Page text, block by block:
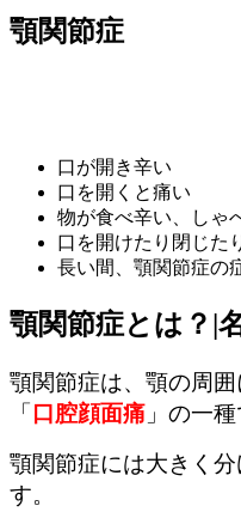
顎関節症
口が開き辛い
口を開くと痛い
物が食べ辛い、しゃ
口を開けたり閉じた
長い間、顎関節症の
顎関節症とは？|
顎関節症は、顎の周
「口腔顔面痛 」の一種
顎関節症には大きく分
す。